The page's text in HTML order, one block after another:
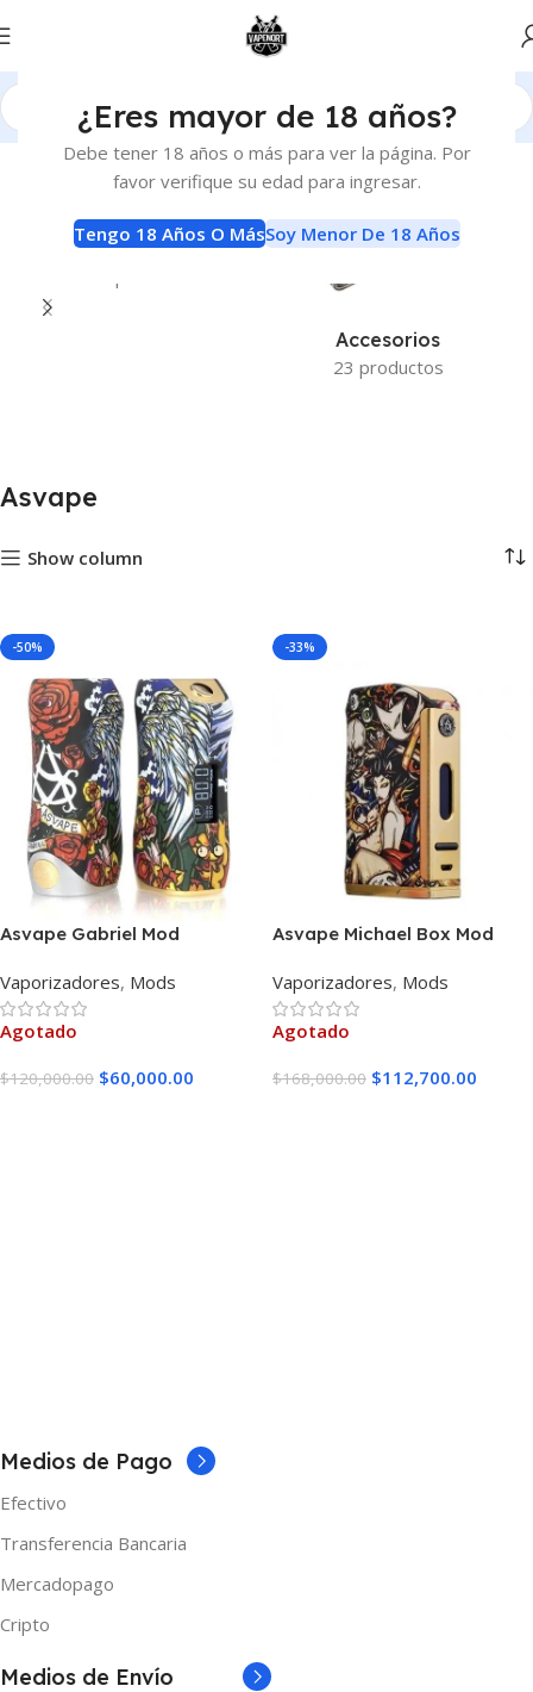
¿Eres mayor de 18 años?
Debe tener 18 años o más para ver la página. Por
favor verifique su edad para ingresar.
Tengo 18 Años O MásSoy Menor De 18 Años
Inicio Marcas del producto Asvape
Sin Categorizar
Accesorios
23 productos
Asvape
Show column
-50%
Asvape Gabriel Mod
Vaporizadores, Mods
Agotado
$120,000.00 $60,000.00
-33%
Asvape Michael Box Mod
Vaporizadores, Mods
Agotado
$168,000.00 $112,700.00
Medios de Pago
Efectivo
Transferencia Bancaria
Mercadopago
Cripto
Medios de Envío